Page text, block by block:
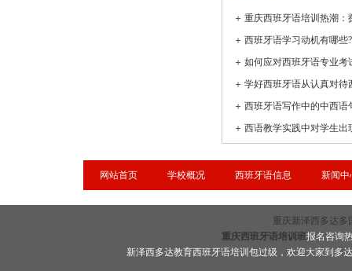
＋
＋
＋ 如何应对西班牙语专业考
＋ 学好西班牙语从认真对待
＋ 西班牙语写作中的中西语
＋
网站首页 学校概况 西班牙语信息 新闻中
重庆新泽西多达多
重庆西班牙语培训班报名咨询
新泽西多达教育西班牙语培训包过级，欢迎大家到多